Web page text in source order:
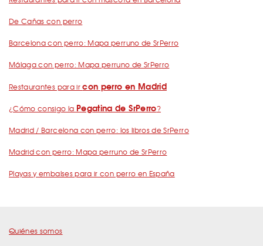
De Cañas con perro
Barcelona con perro: Mapa perruno de SrPerro
Málaga con perro: Mapa perruno de SrPerro
Restaurantes para ircon perro en Madrid
¿Cómo consigo la Pegatina de SrPerro?
Madrid / Barcelona con perro: los libros de SrPerro
Madrid con perro: Mapa perruno de SrPerro
Playas y embalses para ir con perro en España
Quiénes somos